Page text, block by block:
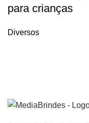
para crianças
Diversos